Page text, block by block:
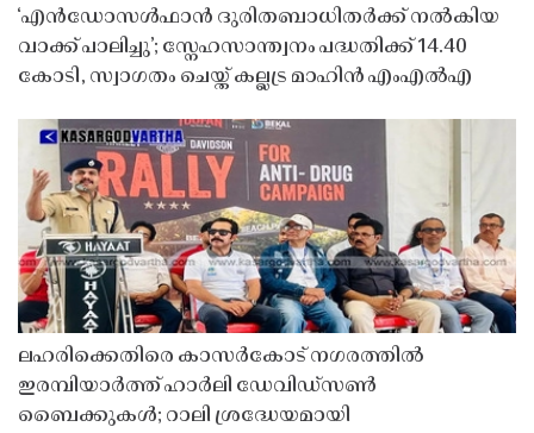
‘എൻഡോസൾഫാൻ ദുരിതബാധിതർക്ക് നൽകിയ
വാക്ക് പാലിച്ചു’; സ്നേഹസാന്ത്വനം പദ്ധതിക്ക് 14.40
കോടി, സ്വാഗതം ചെയ്ത് കല്ലട്ര മാഹിൻ എംഎൽഎ
ലഹരിക്കെതിരെ കാസർകോട് നഗരത്തിൽ
ഇരമ്പിയാർത്ത് ഹാർലി ഡേവിഡ്‌സൺ
ബൈക്കുകൾ; റാലി ശ്രദ്ധേയമായി